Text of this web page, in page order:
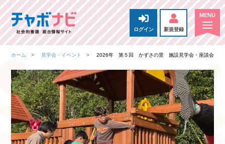
ログイン 新規登録
ホーム 見学会・イベント 2026年 第５回 かずさの里 施設見学会・座談会